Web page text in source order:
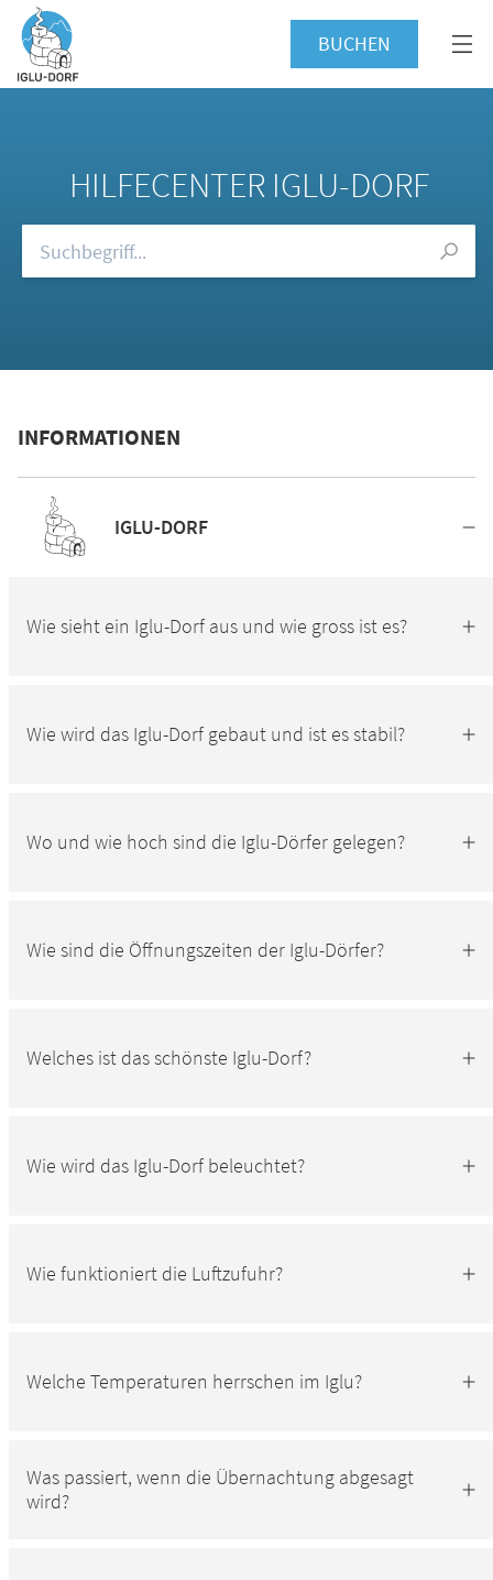
BUCHEN
HILFECENTER IGLU-DORF
INFORMATIONEN
IGLU-DORF
Wie sieht ein Iglu-Dorf aus und wie gross ist es?
Wie wird das Iglu-Dorf gebaut und ist es stabil?
Wo und wie hoch sind die Iglu-Dörfer gelegen?
Wie sind die Öffnungszeiten der Iglu-Dörfer?
Welches ist das schönste Iglu-Dorf?
Wie wird das Iglu-Dorf beleuchtet?
Wie funktioniert die Luftzufuhr?
Welche Temperaturen herrschen im Iglu?
Was passiert, wenn die Übernachtung abgesagt
wird?